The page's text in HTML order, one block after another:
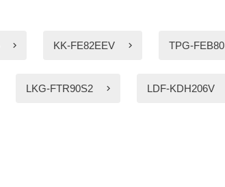
KK-FE82EEV TPG-FEB80
LKG-FTR90S2 LDF-KDH206V